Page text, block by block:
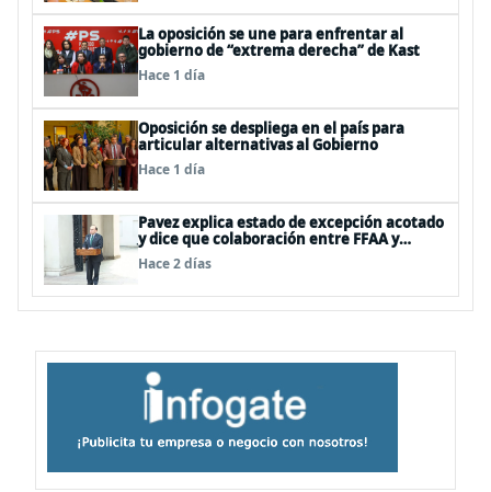
La oposición se une para enfrentar al
gobierno de “extrema derecha” de Kast
Hace 1 día
Oposición se despliega en el país para
articular alternativas al Gobierno
Hace 1 día
Pavez explica estado de excepción acotado
y dice que colaboración entre FFAA y
policías, “es algo del todo pertinente
analizar”
Hace 2 días